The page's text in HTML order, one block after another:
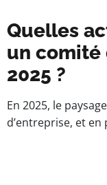
Quelles
un comité
2025 ?
En 2025, le
d’entreprise, et